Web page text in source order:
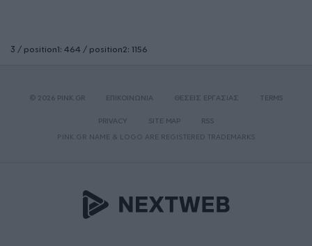
3 / position1: 464 / position2: 1156
© 2026 PINK.GR ΕΠΙΚΟΙΝΩΝΙΑ ΘΕΣΕΙΣ ΕΡΓΑΣΙΑΣ TERMS
PRIVACY SITE MAP
RSS
PINK.GR NAME & LOGO ARE REGISTERED TRADEMARKS